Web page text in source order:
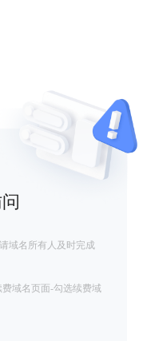
域名所有人及时完成
域名页面-勾选续费域